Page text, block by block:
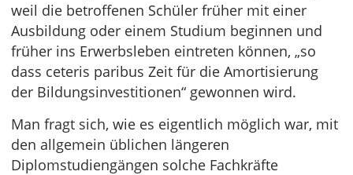
weil die betroffenen Schüler früher mit einer
Ausbildung oder einem Studium beginnen und
früher ins Erwerbsleben eintreten können, „so
dass ceteris paribus Zeit für die Amortisierung
der Bildungsinvestitionen“ gewonnen wird.
Man fragt sich, wie es eigentlich möglich war, mit
den allgemein üblichen längeren
Diplomstudiengängen solche Fachkräfte